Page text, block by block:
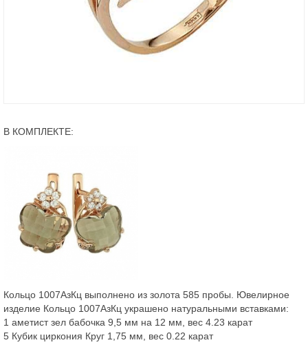
В КОМПЛЕКТЕ:
Кольцо 1007АзКц выполнено из золота 585 пробы. Ювелирное
изделие Кольцо 1007АзКц украшено натуральными вставками:
1 аметист зел бабочка 9,5 мм на 12 мм, вес 4.23 карат
5 Кубик циркония Круг 1,75 мм, вес 0.22 карат